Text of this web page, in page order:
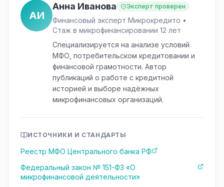
АИ
Анна Иванова Эксперт проверен
Финансовый эксперт Микрокредито •
Стаж в микрофинансировании 12 лет
Специализируется на анализе условий
МФО, потребительском кредитовании и
финансовой грамотности. Автор
публикаций о работе с кредитной
историей и выборе надёжных
микрофинансовых организаций.
ИСТОЧНИКИ И СТАНДАРТЫ
Реестр МФО Центрального банка РФ
Федеральный закон № 151-ФЗ «О
микрофинансовой деятельности»